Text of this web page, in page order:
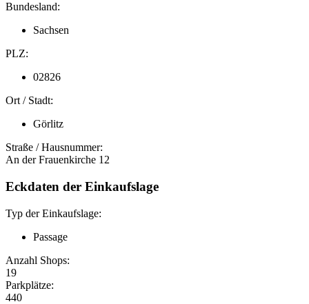
Bundesland:
Sachsen
PLZ:
02826
Ort / Stadt:
Görlitz
Straße / Hausnummer:
An der Frauenkirche 12
Eckdaten der Einkaufslage
Typ der Einkaufslage:
Passage
Anzahl Shops:
19
Parkplätze:
440